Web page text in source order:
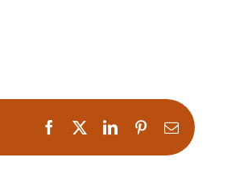
Facebook LinkedInPinterestCorreo
electrónico